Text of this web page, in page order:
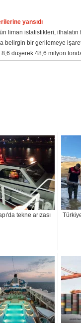
yansıdı
liman istatistikleri, ithalatın
belirgin bir gerilemeye
8,6 düşerek 48,6 milyon
tekne arızası